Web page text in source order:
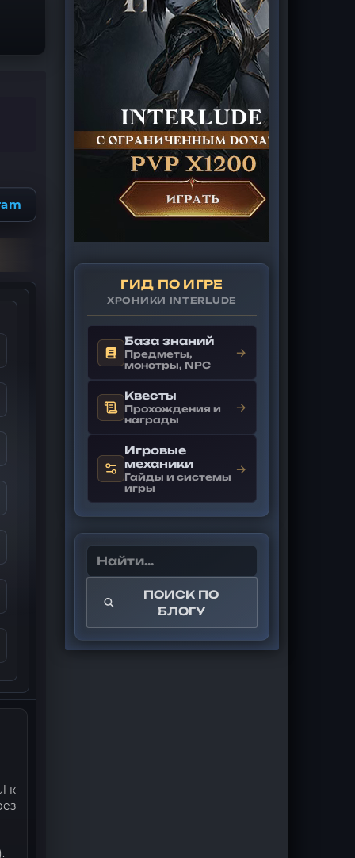
к
ГИД ПО ИГРЕ
ХРОНИКИ INTERLUDE
База знаний
Предметы,
монстры, NPC
→
Квесты
Прохождения и
награды
→
Игровые
механики
Гайды и системы
игры
→
ПОИСК ПО
БЛОГУ